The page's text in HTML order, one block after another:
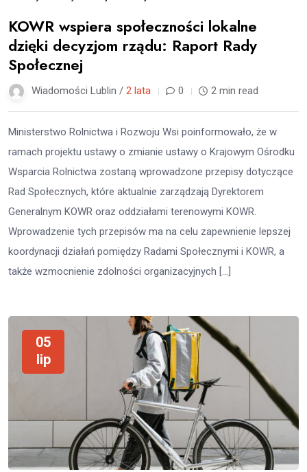
KOWR wspiera społeczności lokalne
dzięki decyzjom rządu: Raport Rady
Społecznej
Wiadomości Lublin / 2 lata 0 2 min read
Ministerstwo Rolnictwa i Rozwoju Wsi poinformowało, że w
ramach projektu ustawy o zmianie ustawy o Krajowym Ośrodku
Wsparcia Rolnictwa zostaną wprowadzone przepisy dotyczące
Rad Społecznych, które aktualnie zarządzają Dyrektorem
Generalnym KOWR oraz oddziałami terenowymi KOWR.
Wprowadzenie tych przepisów ma na celu zapewnienie lepszej
koordynacji działań pomiędzy Radami Społecznymi i KOWR, a
także wzmocnienie zdolności organizacyjnych […]
05
lip